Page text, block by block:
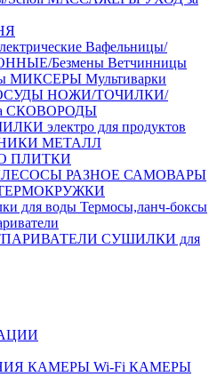
Вафельницы/
Безмены Ветчинницы
МИКСЕРЫ Мультиварки
НОЖИ/ТОЧИЛКИ/
СКОВОРОДЫ
электро для продуктов
МЕТАЛЛ
ПЛИТКИ
РАЗНОЕ САМОВАРЫ
для воды Термосы,ланч-боксы
СУШИЛКИ для
КАМЕРЫ Wi-Fi КАМЕРЫ